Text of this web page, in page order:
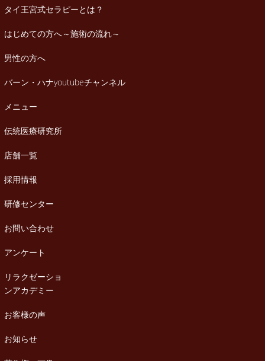
タイ王宮式セラピーとは？
はじめての方へ～施術の流れ～
男性の方へ
バーン・ハナyoutubeチャンネル
メニュー
伝統医療研究所
店舗一覧
採用情報
研修センター
お問い合わせ
アンケート
リラクゼーショ
ンアカデミー
お客様の声
お知らせ